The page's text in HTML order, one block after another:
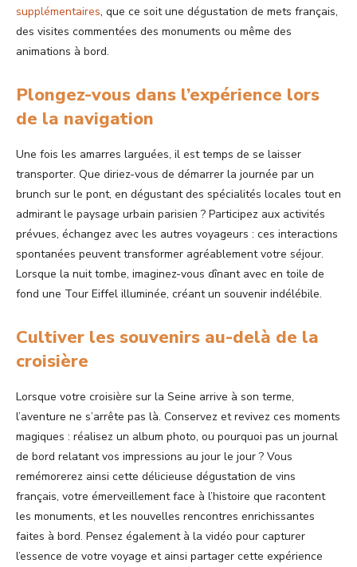
supplémentaires, que ce soit une dégustation de mets français,
des visites commentées des monuments ou même des
animations à bord.
Plongez-vous dans l’expérience lors
de la navigation
Une fois les amarres larguées, il est temps de se laisser
transporter. Que diriez-vous de démarrer la journée par un
brunch sur le pont, en dégustant des spécialités locales tout en
admirant le paysage urbain parisien ? Participez aux activités
prévues, échangez avec les autres voyageurs : ces interactions
spontanées peuvent transformer agréablement votre séjour.
Lorsque la nuit tombe, imaginez-vous dînant avec en toile de
fond une Tour Eiffel illuminée, créant un souvenir indélébile.
Cultiver les souvenirs au-delà de la
croisière
Lorsque votre croisière sur la Seine arrive à son terme,
l’aventure ne s’arrête pas là. Conservez et revivez ces moments
magiques : réalisez un album photo, ou pourquoi pas un journal
de bord relatant vos impressions au jour le jour ? Vous
remémorerez ainsi cette délicieuse dégustation de vins
français, votre émerveillement face à l’histoire que racontent
les monuments, et les nouvelles rencontres enrichissantes
faites à bord. Pensez également à la vidéo pour capturer
l’essence de votre voyage et ainsi partager cette expérience